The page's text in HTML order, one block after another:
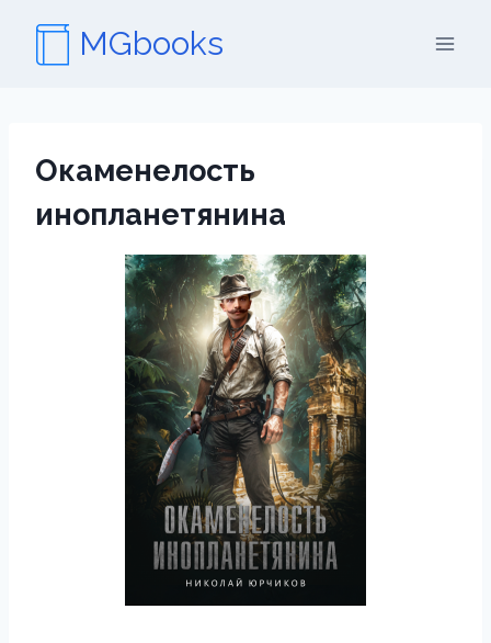
содержимому
MGbooks
Окаменелость
инопланетянина